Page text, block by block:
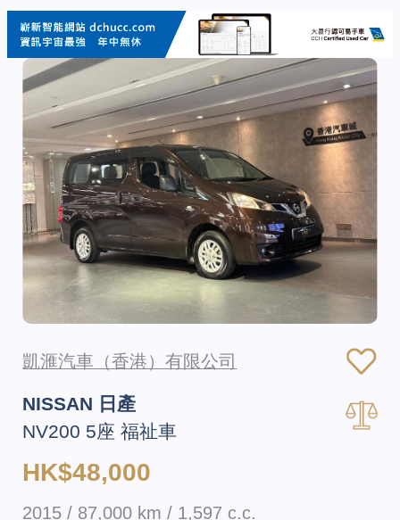
凱滙汽車（香港）有限公司
NISSAN 日產
NV200 5座 福祉車
HK$48,000
2015 / 87,000 km / 1,597 c.c.